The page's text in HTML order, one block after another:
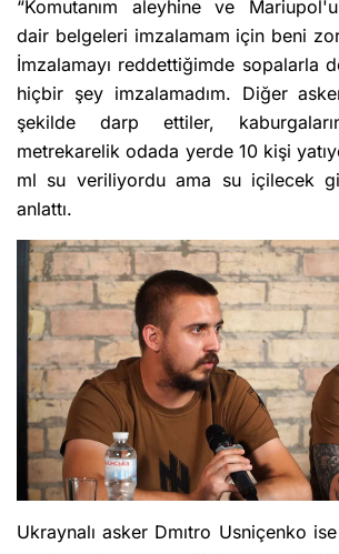
“Komutanım aleyhine ve Mariupol'u
dair belgeleri imzalamam için beni
İmzalamayı reddettiğimde sopalarla
hiçbir şey imzalamadım. Diğer
şekilde darp ettiler,
metrekarelik odada yerde 10 kişi
ml su veriliyordu ama su içilecek
anlattı.
Ukraynalı asker Dmıtro Usniçenko